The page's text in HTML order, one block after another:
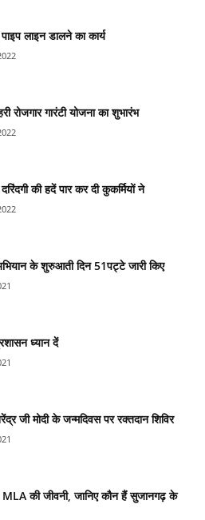
लाइन डालने का कार्य
रोजगार गारंटी योजना का शुभारंभ
की हदें पार कर दी कुकर्मियों ने
के शुरुआती दिन 51पट्टे जारी किए
ध्यान दें
जी मोदी के जन्मदिवस पर रक्तदान शिविर
की जीवनी, जानिए कौन हैं सुजानगढ़ के